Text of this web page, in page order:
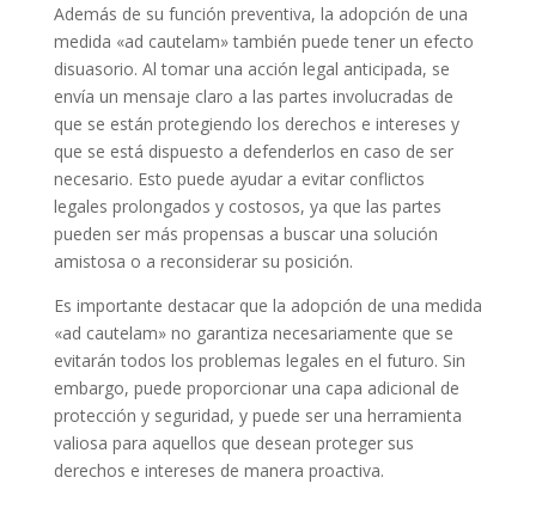
Además de su función preventiva, la adopción de una
medida «ad cautelam» también puede tener un efecto
disuasorio. Al tomar una acción legal anticipada, se
envía un mensaje claro a las partes involucradas de
que se están protegiendo los derechos e intereses y
que se está dispuesto a defenderlos en caso de ser
necesario. Esto puede ayudar a evitar conflictos
legales prolongados y costosos, ya que las partes
pueden ser más propensas a buscar una solución
amistosa o a reconsiderar su posición.
Es importante destacar que la adopción de una medida
«ad cautelam» no garantiza necesariamente que se
evitarán todos los problemas legales en el futuro. Sin
embargo, puede proporcionar una capa adicional de
protección y seguridad, y puede ser una herramienta
valiosa para aquellos que desean proteger sus
derechos e intereses de manera proactiva.